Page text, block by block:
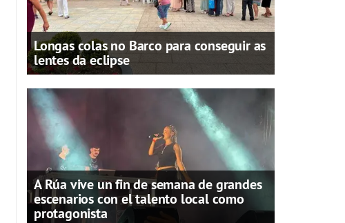
Longas colas no Barco para conseguir as
lentes da eclipse
A Rúa vive un fin de semana de grandes
escenarios con el talento local como
protagonista